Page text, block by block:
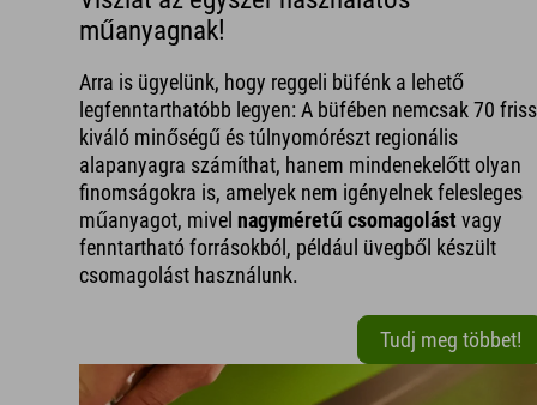
műanyagnak!
Arra is ügyelünk, hogy reggeli büfénk a lehető
legfenntarthatóbb legyen: A büfében nemcsak 70
kiváló minőségű és túlnyomórészt regionális
alapanyagra számíthat, hanem mindenekelőtt olyan
finomságokra is, amelyek nem igényelnek felesleges
műanyagot, mivelnagyméretű csomagolást vagy
fenntartható forrásokból, például üvegből készült
csomagolást használunk.
Tudj meg többet!